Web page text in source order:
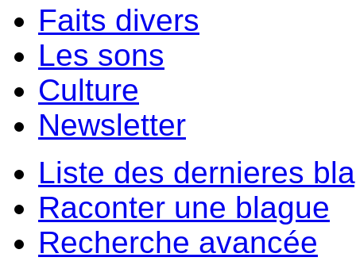
Faits divers
Les sons
Culture
Newsletter
Liste des dernieres
Raconter une blague
Recherche avancée